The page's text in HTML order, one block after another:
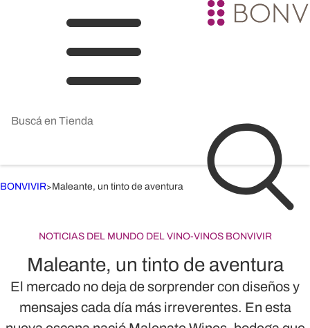
BONVIVIR>Maleante, un tinto de aventura
NOTICIAS DEL MUNDO DEL VINO-VINOS BONVIVIR
Maleante, un tinto de aventura
El mercado no deja de sorprender con diseños y
mensajes cada día más irreverentes. En esta